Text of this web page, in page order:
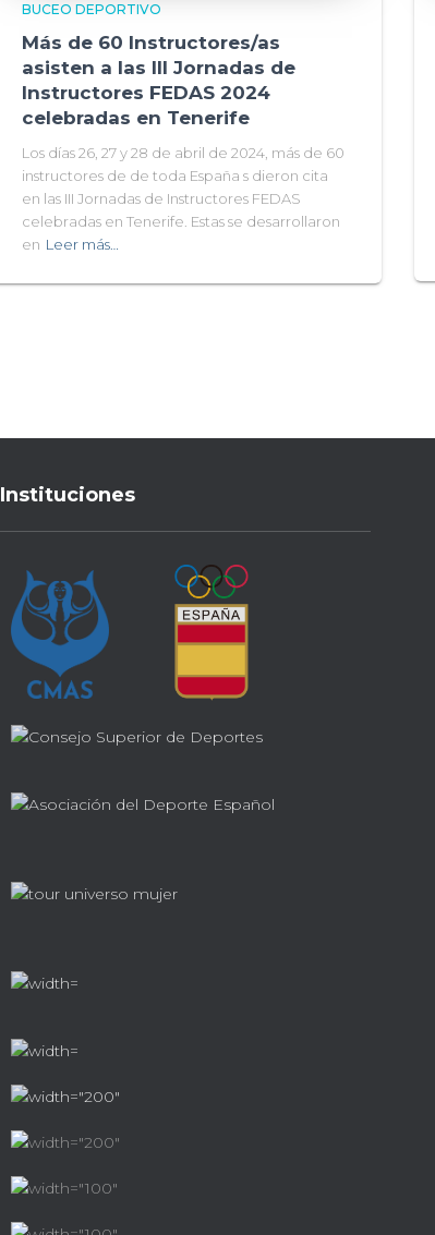
BUCEO DEPORTIVO
Más de 60 Instructores/as
asisten a las III Jornadas de
Instructores FEDAS 2024
celebradas en Tenerife
Los días 26, 27 y 28 de abril de 2024, más de 60
instructores de de toda España s dieron cita
en las III Jornadas de Instructores FEDAS
celebradas en Tenerife. Estas se desarrollaron
en Leer más…
Instituciones